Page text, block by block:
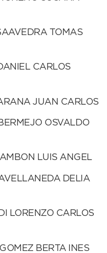
TOMAS
CARLOS
CARLOS
OSVALDO
LUIS ANGEL
DELIA
CARLOS
BERTA INES